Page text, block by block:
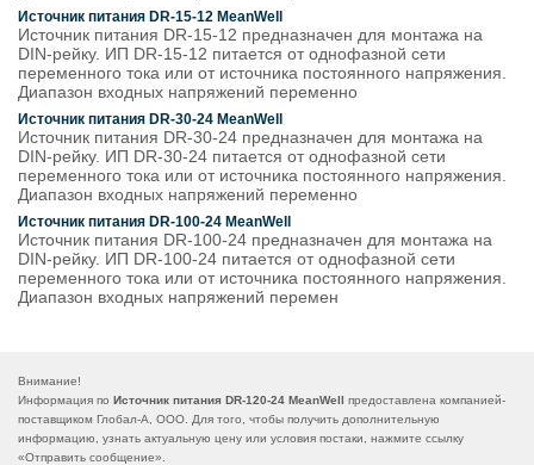
Источник питания DR-15-12 MeanWell
Источник питания DR-15-12 предназначен для монтажа на
DIN-рейку. ИП DR-15-12 питается от однофазной сети
переменного тока или от источника постоянного напряжения.
Диапазон входных напряжений переменно
Источник питания DR-30-24 MeanWell
Источник питания DR-30-24 предназначен для монтажа на
DIN-рейку. ИП DR-30-24 питается от однофазной сети
переменного тока или от источника постоянного напряжения.
Диапазон входных напряжений переменно
Источник питания DR-100-24 MeanWell
Источник питания DR-100-24 предназначен для монтажа на
DIN-рейку. ИП DR-100-24 питается от однофазной сети
переменного тока или от источника постоянного напряжения.
Диапазон входных напряжений перемен
Внимание!
Информация по Источник питания DR-120-24 MeanWell предоставлена компанией-
поставщиком Глобал-А, ООО. Для того, чтобы получить дополнительную
информацию, узнать актуальную цену или условия постаки, нажмите ссылку
«Отправить сообщение».